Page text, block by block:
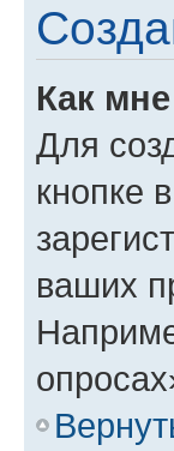
Как
Для
кнопке
ваших